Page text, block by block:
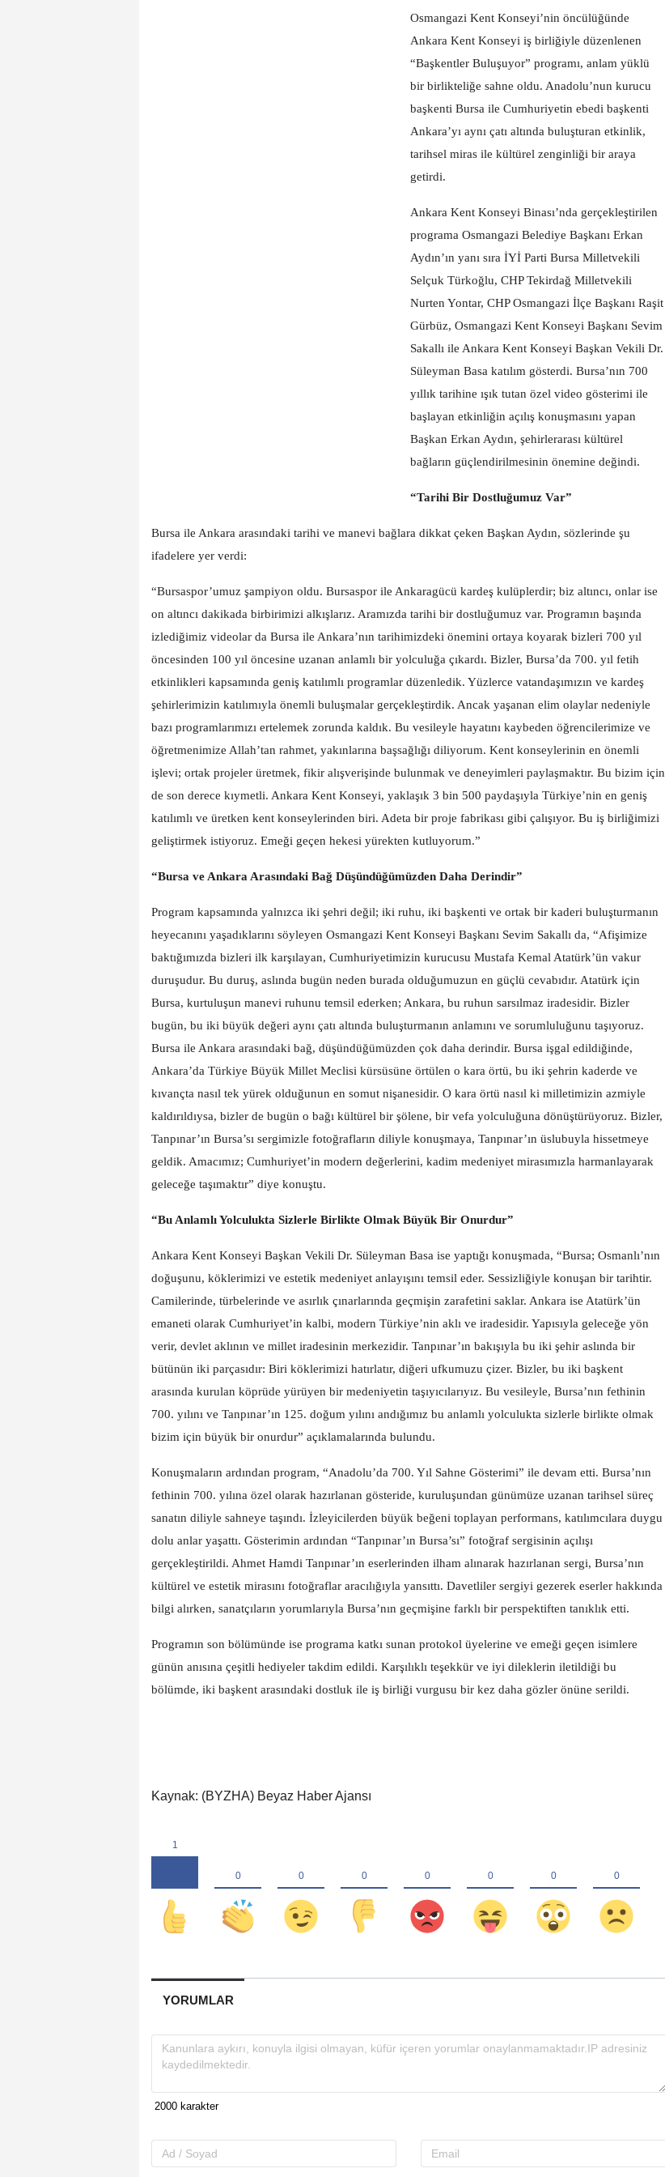
Osmangazi Kent Konseyi’nin öncülüğünde
Ankara Kent Konseyi iş birliğiyle düzenlenen
“Başkentler Buluşuyor” programı, anlam yüklü
bir birlikteliğe sahne oldu. Anadolu’nun kurucu
başkenti Bursa ile Cumhuriyetin ebedi başkenti
Ankara’yı aynı çatı altında buluşturan etkinlik,
tarihsel miras ile kültürel zenginliği bir araya
getirdi.
Ankara Kent Konseyi Binası’nda gerçekleştirilen
programa Osmangazi Belediye Başkanı Erkan
Aydın’ın yanı sıra İYİ Parti Bursa Milletvekili
Selçuk Türkoğlu, CHP Tekirdağ Milletvekili
Nurten Yontar, CHP Osmangazi İlçe Başkanı Raşit
Gürbüz, Osmangazi Kent Konseyi Başkanı Sevim
Sakallı ile Ankara Kent Konseyi Başkan Vekili Dr.
Süleyman Basa katılım gösterdi. Bursa’nın 700
yıllık tarihine ışık tutan özel video gösterimi ile
başlayan etkinliğin açılış konuşmasını yapan
Başkan Erkan Aydın, şehirlerarası kültürel
bağların güçlendirilmesinin önemine değindi.
“Tarihi Bir Dostluğumuz Var”
Bursa ile Ankara arasındaki tarihi ve manevi bağlara dikkat çeken Başkan Aydın, sözlerinde şu
ifadelere yer verdi:
“Bursaspor’umuz şampiyon oldu. Bursaspor ile Ankaragücü kardeş kulüplerdir; biz altıncı, onlar ise
on altıncı dakikada birbirimizi alkışlarız. Aramızda tarihi bir dostluğumuz var. Programın başında
izlediğimiz videolar da Bursa ile Ankara’nın tarihimizdeki önemini ortaya koyarak bizleri 700 yıl
öncesinden 100 yıl öncesine uzanan anlamlı bir yolculuğa çıkardı. Bizler, Bursa’da 700. yıl fetih
etkinlikleri kapsamında geniş katılımlı programlar düzenledik. Yüzlerce vatandaşımızın ve kardeş
şehirlerimizin katılımıyla önemli buluşmalar gerçekleştirdik. Ancak yaşanan elim olaylar nedeniyle
bazı programlarımızı ertelemek zorunda kaldık. Bu vesileyle hayatını kaybeden öğrencilerimize ve
öğretmenimize Allah’tan rahmet, yakınlarına başsağlığı diliyorum. Kent konseylerinin en önemli
işlevi; ortak projeler üretmek, fikir alışverişinde bulunmak ve deneyimleri paylaşmaktır. Bu bizim için
de son derece kıymetli. Ankara Kent Konseyi, yaklaşık 3 bin 500 paydaşıyla Türkiye’nin en geniş
katılımlı ve üretken kent konseylerinden biri. Adeta bir proje fabrikası gibi çalışıyor. Bu iş birliğimizi
geliştirmek istiyoruz. Emeği geçen hekesi yürekten kutluyorum.”
“Bursa ve Ankara Arasındaki Bağ Düşündüğümüzden Daha Derindir”
Program kapsamında yalnızca iki şehri değil; iki ruhu, iki başkenti ve ortak bir kaderi buluşturmanın
heyecanını yaşadıklarını söyleyen Osmangazi Kent Konseyi Başkanı Sevim Sakallı da, “Afişimize
baktığımızda bizleri ilk karşılayan, Cumhuriyetimizin kurucusu Mustafa Kemal Atatürk’ün vakur
duruşudur. Bu duruş, aslında bugün neden burada olduğumuzun en güçlü cevabıdır. Atatürk için
Bursa, kurtuluşun manevi ruhunu temsil ederken; Ankara, bu ruhun sarsılmaz iradesidir. Bizler
bugün, bu iki büyük değeri aynı çatı altında buluşturmanın anlamını ve sorumluluğunu taşıyoruz.
Bursa ile Ankara arasındaki bağ, düşündüğümüzden çok daha derindir. Bursa işgal edildiğinde,
Ankara’da Türkiye Büyük Millet Meclisi kürsüsüne örtülen o kara örtü, bu iki şehrin kaderde ve
kıvançta nasıl tek yürek olduğunun en somut nişanesidir. O kara örtü nasıl ki milletimizin azmiyle
kaldırıldıysa, bizler de bugün o bağı kültürel bir şölene, bir vefa yolculuğuna dönüştürüyoruz. Bizler,
Tanpınar’ın Bursa’sı sergimizle fotoğrafların diliyle konuşmaya, Tanpınar’ın üslubuyla hissetmeye
geldik. Amacımız; Cumhuriyet’in modern değerlerini, kadim medeniyet mirasımızla harmanlayarak
geleceğe taşımaktır” diye konuştu.
“Bu Anlamlı Yolculukta Sizlerle Birlikte Olmak Büyük Bir Onurdur”
Ankara Kent Konseyi Başkan Vekili Dr. Süleyman Basa ise yaptığı konuşmada, “Bursa; Osmanlı’nın
doğuşunu, köklerimizi ve estetik medeniyet anlayışını temsil eder. Sessizliğiyle konuşan bir tarihtir.
Camilerinde, türbelerinde ve asırlık çınarlarında geçmişin zarafetini saklar. Ankara ise Atatürk’ün
emaneti olarak Cumhuriyet’in kalbi, modern Türkiye’nin aklı ve iradesidir. Yapısıyla geleceğe yön
verir, devlet aklının ve millet iradesinin merkezidir. Tanpınar’ın bakışıyla bu iki şehir aslında bir
bütünün iki parçasıdır: Biri köklerimizi hatırlatır, diğeri ufkumuzu çizer. Bizler, bu iki başkent
arasında kurulan köprüde yürüyen bir medeniyetin taşıyıcılarıyız. Bu vesileyle, Bursa’nın fethinin
700. yılını ve Tanpınar’ın 125. doğum yılını andığımız bu anlamlı yolculukta sizlerle birlikte olmak
bizim için büyük bir onurdur” açıklamalarında bulundu.
Konuşmaların ardından program, “Anadolu’da 700. Yıl Sahne Gösterimi” ile devam etti. Bursa’nın
fethinin 700. yılına özel olarak hazırlanan gösteride, kuruluşundan günümüze uzanan tarihsel süreç
sanatın diliyle sahneye taşındı. İzleyicilerden büyük beğeni toplayan performans, katılımcılara duygu
dolu anlar yaşattı. Gösterimin ardından “Tanpınar’ın Bursa’sı” fotoğraf sergisinin açılışı
gerçekleştirildi. Ahmet Hamdi Tanpınar’ın eserlerinden ilham alınarak hazırlanan sergi, Bursa’nın
kültürel ve estetik mirasını fotoğraflar aracılığıyla yansıttı. Davetliler sergiyi gezerek eserler hakkında
bilgi alırken, sanatçıların yorumlarıyla Bursa’nın geçmişine farklı bir perspektiften tanıklık etti.
Programın son bölümünde ise programa katkı sunan protokol üyelerine ve emeği geçen isimlere
günün anısına çeşitli hediyeler takdim edildi. Karşılıklı teşekkür ve iyi dileklerin iletildiği bu
bölümde, iki başkent arasındaki dostluk ile iş birliği vurgusu bir kez daha gözler önüne serildi.
Kaynak: (BYZHA) Beyaz Haber Ajansı
YORUMLAR